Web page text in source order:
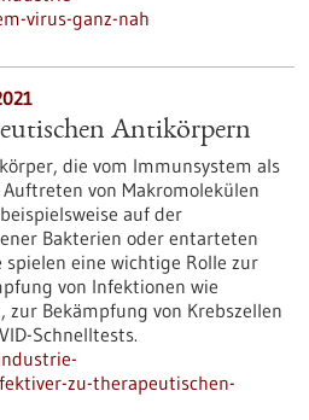
virus-ganz-nah
Antikörpern
die vom Immunsystem als
von Makromolekülen
auf der
Bakterien oder entarteten
spielen eine wichtige Rolle zur
von Infektionen wie
Bekämpfung von Krebszellen
Schnelltests.
zu-therapeutischen-